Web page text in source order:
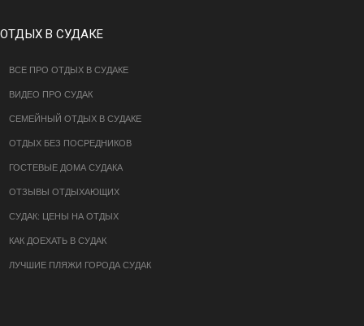
ОТДЫХ В СУДАКЕ
ВСЕ ПРО ОТДЫХ В СУДАКЕ
ВИДЕО ПРО СУДАК
СЕМЕЙНЫЙ ОТДЫХ В СУДАКЕ
ОТДЫХ БЕЗ ПОСРЕДНИКОВ
ГОСТЕВЫЕ ДОМА СУДАКА
ОТЗЫВЫ ОТДЫХАЮЩИХ
СУДАК: ЦЕНЫ НА ОТДЫХ
КАК ДОЕХАТЬ В СУДАК
ЛУЧШИЕ ПЛЯЖИ ГОРОДА СУДАК